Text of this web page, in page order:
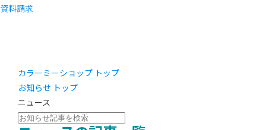
資料請求
カラーミーショップ トップ
お知らせ トップ
ニュース